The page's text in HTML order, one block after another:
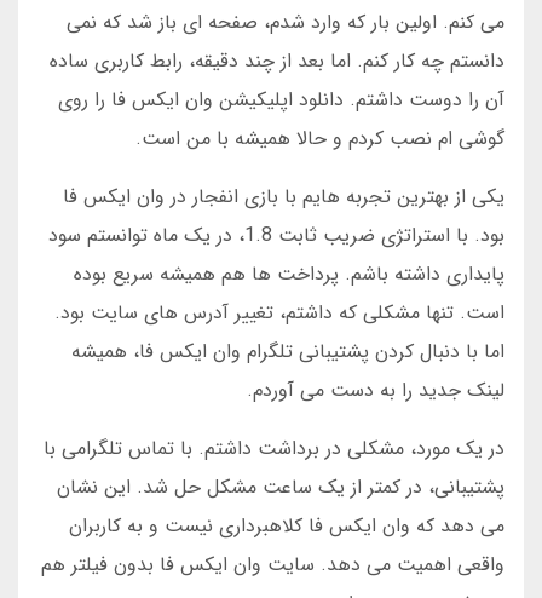
می کنم. اولین بار که وارد شدم، صفحه ای باز شد که نمی
دانستم چه کار کنم. اما بعد از چند دقیقه، رابط کاربری ساده
آن را دوست داشتم. دانلود اپلیکیشن وان ایکس فا را روی
گوشی ام نصب کردم و حالا همیشه با من است.
یکی از بهترین تجربه هایم با بازی انفجار در وان ایکس فا
بود. با استراتژی ضریب ثابت 1.8، در یک ماه توانستم سود
پایداری داشته باشم. پرداخت ها هم همیشه سریع بوده
است. تنها مشکلی که داشتم، تغییر آدرس های سایت بود.
اما با دنبال کردن پشتیبانی تلگرام وان ایکس فا، همیشه
لینک جدید را به دست می آوردم.
در یک مورد، مشکلی در برداشت داشتم. با تماس تلگرامی با
پشتیبانی، در کمتر از یک ساعت مشکل حل شد. این نشان
می دهد که وان ایکس فا کلاهبرداری نیست و به کاربران
واقعی اهمیت می دهد. سایت وان ایکس فا بدون فیلتر هم